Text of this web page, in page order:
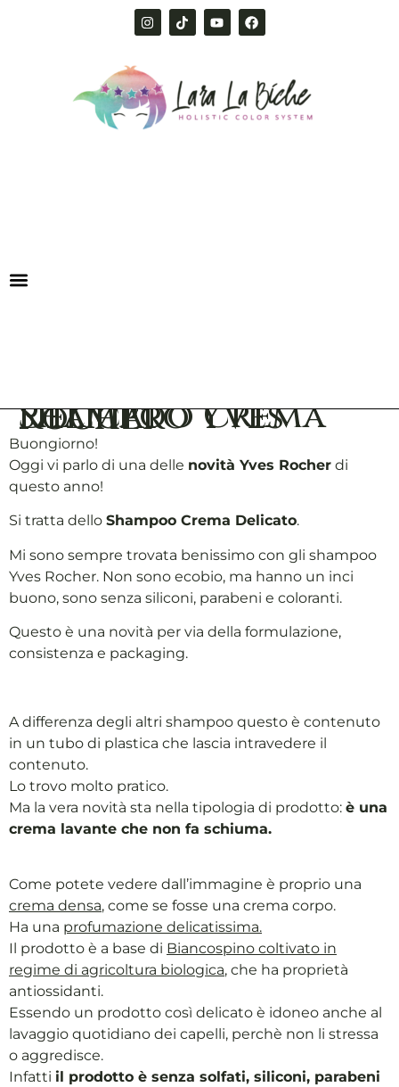
Shampoo Crema Delicato Yves Rocher
Buongiorno!
Oggi vi parlo di una delle novità Yves Rocher di
questo anno!
Si tratta dello Shampoo Crema Delicato.
Mi sono sempre trovata benissimo con gli shampoo
Yves Rocher. Non sono ecobio, ma hanno un inci
buono, sono senza siliconi, parabeni e coloranti.
Questo è una novità per via della formulazione,
consistenza e packaging.
A differenza degli altri shampoo questo è contenuto
in un tubo di plastica che lascia intravedere il
contenuto.
Lo trovo molto pratico.
Ma la vera novità sta nella tipologia di prodotto: è una
crema lavante che non fa schiuma.
Come potete vedere dall’immagine è proprio una
crema densa, come se fosse una crema corpo.
Ha una profumazione delicatissima.
Il prodotto è a base di Biancospino coltivato in
regime di agricoltura biologica, che ha proprietà
antiossidanti.
Essendo un prodotto così delicato è idoneo anche al
lavaggio quotidiano dei capelli, perchè non li stressa
o aggredisce.
Infatti il prodotto è senza solfati, siliconi, parabeni